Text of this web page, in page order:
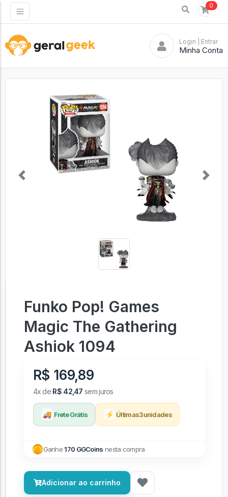
0
Login | Entrar
Minha Conta
Previous Next
Funko Pop! Games
Magic The Gathering
Ashiok 1094
R$ 169,89
4x de R$ 42,47 sem juros
🚚 Frete Grátis ⚡ Últimas3unidades
Ganhe170 GGCoins nesta compra
Adicionar ao carrinho